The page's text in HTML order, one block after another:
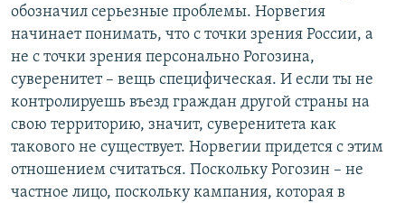
обозначил серьезные проблемы. Норвегия
начинает понимать, что с точки зрения России, а
не с точки зрения персонально Рогозина,
суверенитет – вещь специфическая. И если ты не
контролируешь въезд граждан другой страны на
свою территорию, значит, суверенитета как
такового не существует. Норвегии придется с этим
отношением считаться. Поскольку Рогозин – не
частное лицо, поскольку кампания, которая в